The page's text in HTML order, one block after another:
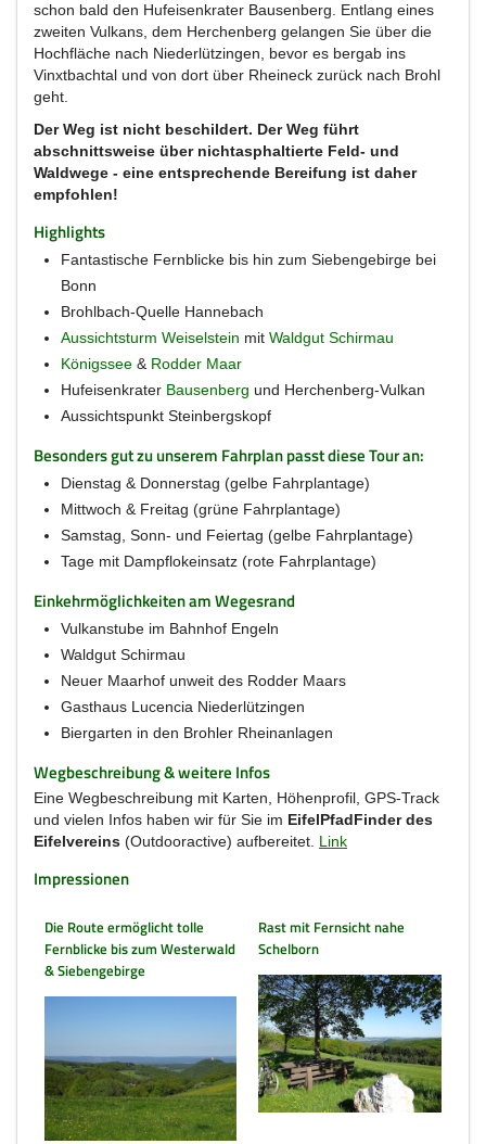
schon bald den Hufeisenkrater Bausenberg. Entlang eines
zweiten Vulkans, dem Herchenberg gelangen Sie über die
Hochfläche nach Niederlützingen, bevor es bergab ins
Vinxtbachtal und von dort über Rheineck zurück nach Brohl
geht.
Der Weg ist nicht beschildert. Der Weg führt
abschnittsweise über nichtasphaltierte Feld- und
Waldwege - eine entsprechende Bereifung ist daher
empfohlen!
Highlights
Fantastische Fernblicke bis hin zum Siebengebirge bei
Bonn
Brohlbach-Quelle Hannebach
Aussichtsturm Weiselstein mit Waldgut Schirmau
Königssee & Rodder Maar
Hufeisenkrater Bausenberg und Herchenberg-Vulkan
Aussichtspunkt Steinbergskopf
Besonders gut zu unserem Fahrplan passt diese Tour an:
Dienstag & Donnerstag (gelbe Fahrplantage)
Mittwoch & Freitag (grüne Fahrplantage)
Samstag, Sonn- und Feiertag (gelbe Fahrplantage)
Tage mit Dampflokeinsatz (rote Fahrplantage)
Einkehrmöglichkeiten am Wegesrand
Vulkanstube im Bahnhof Engeln
Waldgut Schirmau
Neuer Maarhof unweit des Rodder Maars
Gasthaus Lucencia Niederlützingen
Biergarten in den Brohler Rheinanlagen
Wegbeschreibung & weitere Infos
Eine Wegbeschreibung mit Karten, Höhenprofil, GPS-Track
und vielen Infos haben wir für Sie im EifelPfadFinder des
Eifelvereins (Outdooractive) aufbereitet. Link
Impressionen
Die Route ermöglicht tolle
Fernblicke bis zum Westerwald
& Siebengebirge
Rast mit Fernsicht nahe
Schelborn